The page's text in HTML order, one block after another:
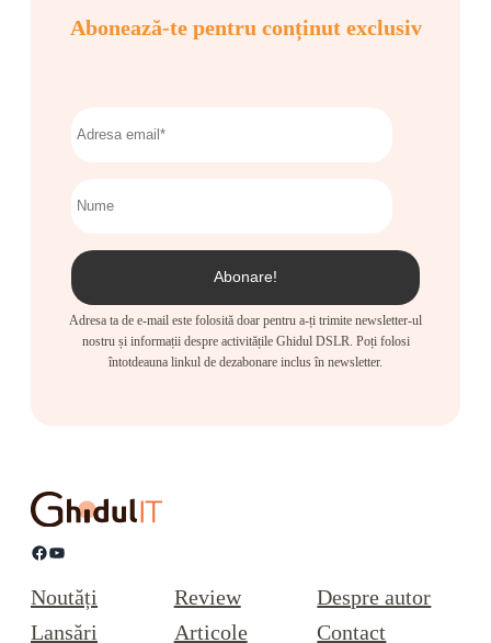
Abonează-te pentru conținut exclusiv
Adresa ta de e-mail este folosită doar pentru a-ți trimite newsletter-ul
nostru și informații despre activitățile Ghidul DSLR. Poți folosi
întotdeauna linkul de dezabonare inclus în newsletter.
Facebook YouTube
Noutăți
Lansări
Review
Articole
Despre autor
Contact